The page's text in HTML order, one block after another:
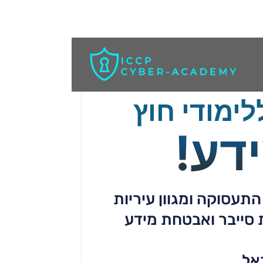
חוץ
ומגוון עיריות
ואבטחת מידע